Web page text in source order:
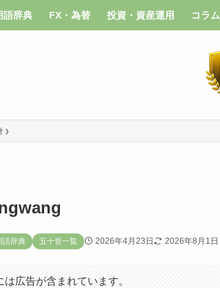
語辞典 FX・為替 投資・資産運用 コラム
語辞典 五十音一覧 2026年4月23日 2026年8月1日
広告が含まれています。